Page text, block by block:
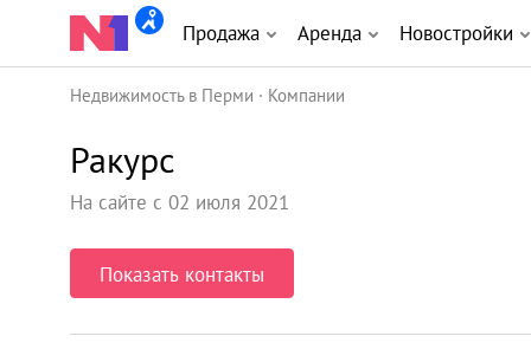
Продажа Аренда Новостройки
Недвижимость в Перми Компании
Ракурс
На сайте с 02 июля 2021
Показать контакты